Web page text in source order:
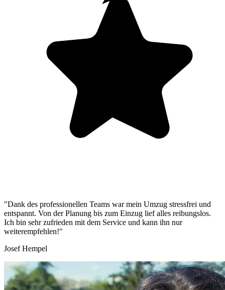
"Dank des professionellen Teams war mein Umzug stressfrei und
entspannt. Von der Planung bis zum Einzug lief alles reibungslos.
Ich bin sehr zufrieden mit dem Service und kann ihn nur
weiterempfehlen!"
Josef Hempel